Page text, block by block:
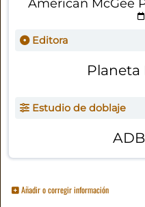
American McGee
Editora
Planeta
Estudio de doblaje
Añadir o corregir información